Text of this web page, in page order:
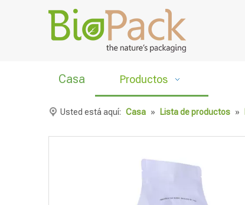
Casa Productos
Usted está aquí: Casa » Lista de productos »